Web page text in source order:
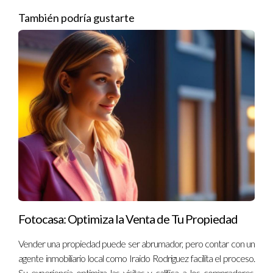
Conclusión
La venta de una propiedad es mucho más que simplemente
poner un anuncio; es un proceso complejo que requiere
atención al detalle y conocimiento del mercado local. Contar
con un agente inmobiliario local no solo te ahorrará tiempo
valioso, sino que también te brindará tranquilidad al saber que
tienes a alguien capacitado para manejar todos los aspectos
del proceso. Si estás pensando en vender tu propiedad en
Madrid o simplemente quieres explorar tus opciones, no
dudes en contactar a Iraido Rodriguez. Su experiencia puede
ser el factor decisivo para lograr una venta exitosa. ¡No
mismo.
Preguntas Frecuentes
También podría gustarte
Fotocasa: Optimiza la Venta de Tu Propiedad
Vender una propiedad puede ser abrumador, pero contar con un
agente inmobiliario local como Iraido Rodriguez facilita el proceso.